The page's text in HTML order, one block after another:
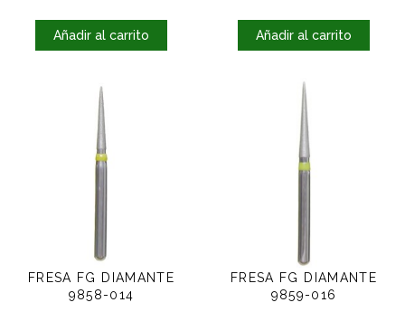
Añadir al carrito Añadir al carrito
FRESA FG DIAMANTE
9858-014
FRESA FG DIAMANTE
9859-016